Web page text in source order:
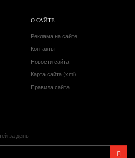
О САЙТЕ
Реклама на сайте
Контакты
Новости сайта
Карта сайта (xml)
Правила сайта
за день